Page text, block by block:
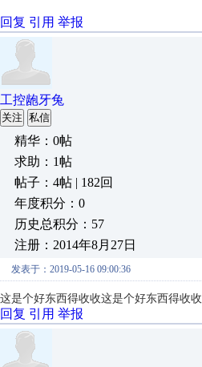
回复 引用 举报
工控龅牙兔
关注 私信
精华：0帖
求助：1帖
帖子：4帖 | 182回
年度积分：0
历史总积分：57
注册：2014年8月27日
发表于：2019-05-16 09:00:36
这是个好东西得收收这是个好东西得收收
回复 引用 举报